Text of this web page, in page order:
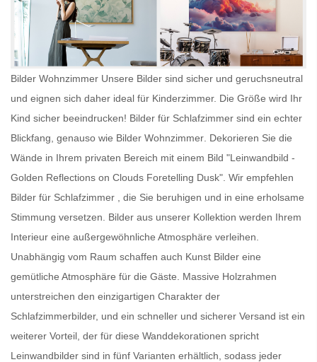
Bilder Wohnzimmer Unsere Bilder sind sicher und geruchsneutral
und eignen sich daher ideal für Kinderzimmer. Die Größe wird Ihr
Kind sicher beeindrucken! Bilder für Schlafzimmer sind ein echter
Blickfang, genauso wie Bilder Wohnzimmer . Dekorieren Sie die
Wände in Ihrem privaten Bereich mit einem Bild "Leinwandbild -
Golden Reflections on Clouds Foretelling Dusk". Wir empfehlen
Bilder für Schlafzimmer , die Sie beruhigen und in eine erholsame
Stimmung versetzen. Bilder aus unserer Kollektion werden Ihrem
Interieur eine außergewöhnliche Atmosphäre verleihen.
Unabhängig vom Raum schaffen auch Kunst Bilder eine
gemütliche Atmosphäre für die Gäste. Massive Holzrahmen
unterstreichen den einzigartigen Charakter der
Schlafzimmerbilder, und ein schneller und sicherer Versand ist ein
weiterer Vorteil, der für diese Wanddekorationen spricht
Leinwandbilder sind in fünf Varianten erhältlich, sodass jeder